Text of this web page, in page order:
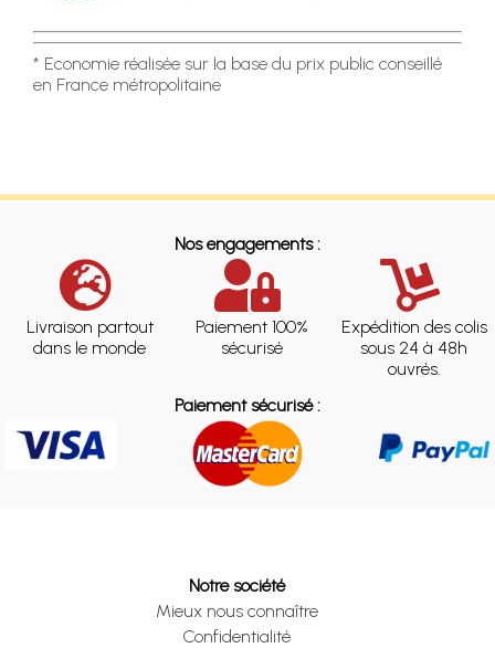
* Economie réalisée sur la base du prix public conseillé
en France métropolitaine
Nos engagements :
Livraison partout
dans le monde
Paiement 100%
sécurisé
Expédition des colis
sous 24 à 48h
ouvrés.
Paiement sécurisé :
Notre société
Mieux nous connaître
Confidentialité